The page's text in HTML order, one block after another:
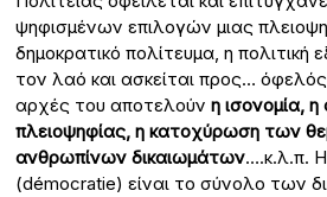
ψηφισμένων επιλογών μιας
δημοκρατικό πολίτευμα, η πολιτική
τον λαό και ασκείται προς…
αρχές του αποτελούνη ισονομία,
πλειοψηφίας, η κατοχύρωση των
ανθρωπίνων δικαιωμάτων….κ.λ.π.
(démocratie) είναι το σύνολο των